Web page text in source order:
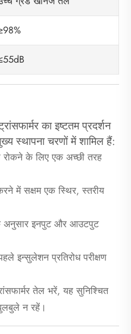
का इष्टतम प्रदर्शन
स्थापना चरणों में शामिल हैं:
रोकने के लिए एक अच्छी तरह
में सक्षम एक स्थिर, स्तरीय
के अनुसार इनपुट और आउटपुट
इन्सुलेशन प्रतिरोध परीक्षण
तेल भरें, यह सुनिश्चित
न रहें।